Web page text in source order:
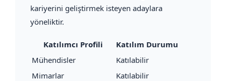
kariyerini geliştirmek isteyen adaylara
yöneliktir.
Katılımcı Profili
Katılım Durumu
Mühendisler
Katılabilir
Mimarlar
Katılabilir